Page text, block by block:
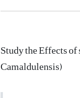
Study the Effects
Camaldulensis)